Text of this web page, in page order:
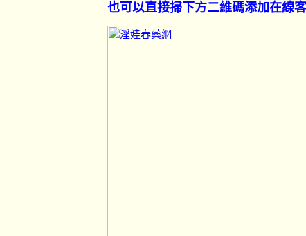
也可以直接掃下方二維碼添加在線